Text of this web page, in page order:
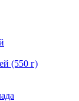
(550 г)